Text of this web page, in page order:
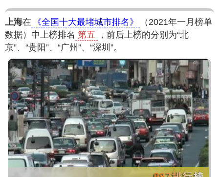
上海在 《全国十大最堵城市排名》
（2021年一月榜单
数据）中上榜排名 第五
，前后上榜的分别为“北
京”、“贵阳”、“广州”、“深圳”。